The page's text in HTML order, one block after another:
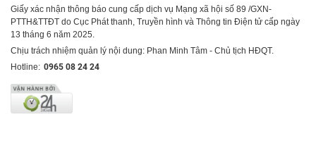
Giấy xác nhận thông báo cung cấp dịch vụ Mạng xã hội số 89 /GXN-
PTTH&TTĐT do Cục Phát thanh, Truyền hình và Thông tin Điện tử cấp ngày
13 tháng 6 năm 2025.
Chịu trách nhiệm quản lý nội dung: Phan Minh Tâm - Chủ tịch HĐQT.
Hotline: 0965 08 24 24